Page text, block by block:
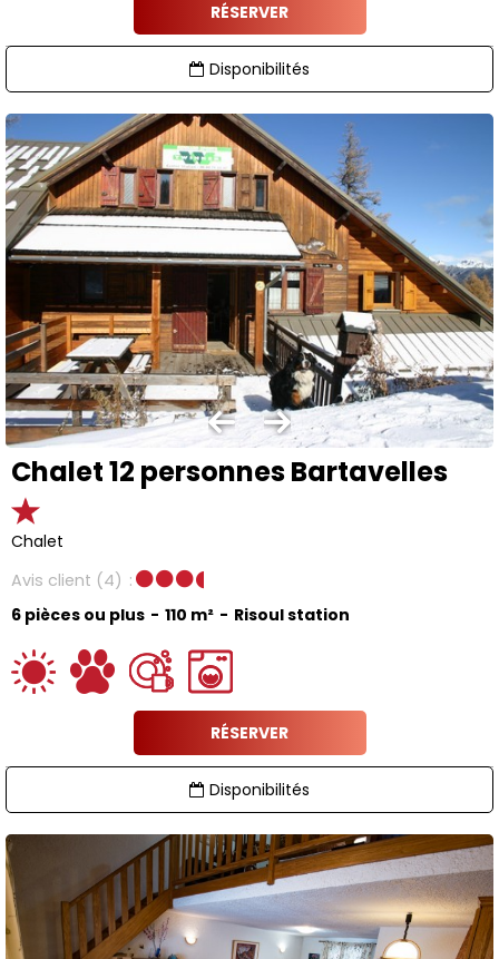
RÉSERVER
Disponibilités
Chalet 12 personnes Bartavelles
Chalet
Avis client (4)
6 pièces ou plus
110 m² Risoul station
RÉSERVER
Disponibilités